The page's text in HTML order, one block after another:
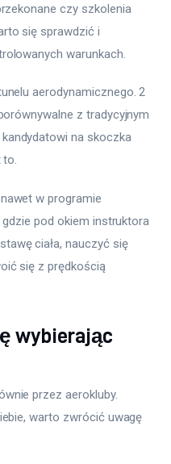
czy szkolenia
się sprawdzić i
warunkach.
aerodynamicznego. 2
z tradycyjnym
na skoczka
to.
w programie
pod okiem instruktora
ciała, nauczyć się
się z prędkością
wybierając
przez aerokluby.
warto zwrócić uwagę